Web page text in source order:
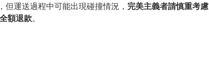
運送過程中可能出現碰撞情況， 完美主義者請慎重考慮
全額退款。